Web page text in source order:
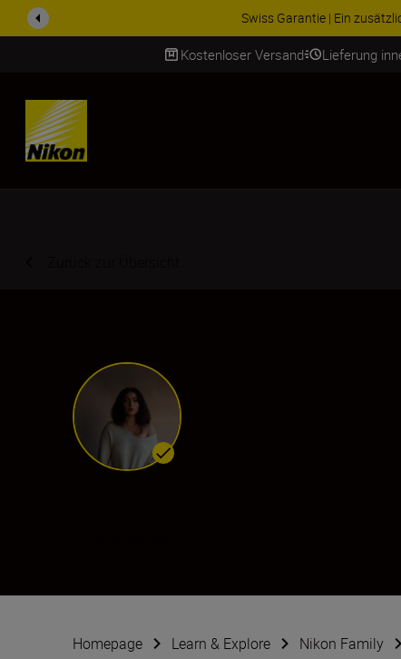
ZUBEHÖR IM
Kostenloser Versand Lieferung
SKIP
Homepage Learn & Explore Nikon Family